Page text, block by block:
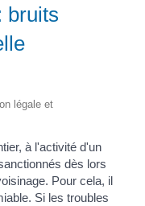
bruits
légale et
à l'activité d'un
dès lors
Pour cela, il
Si les troubles